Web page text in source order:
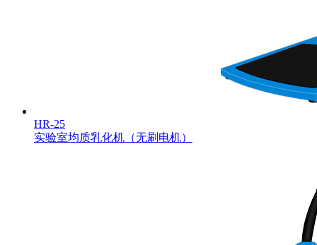
HR-25
实验室均质乳化机（无刷电机）